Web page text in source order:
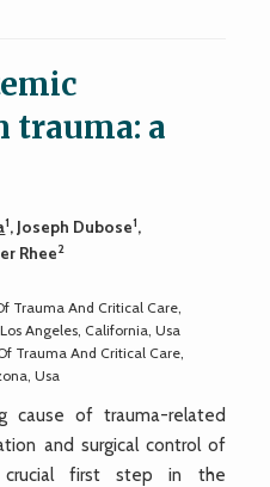
trauma: a
1, Joseph Dubose1,
Rhee2
Trauma And Critical Care,
Angeles, California, Usa
Trauma And Critical Care,
Usa
cause of trauma-related
and surgical control of
first step in the